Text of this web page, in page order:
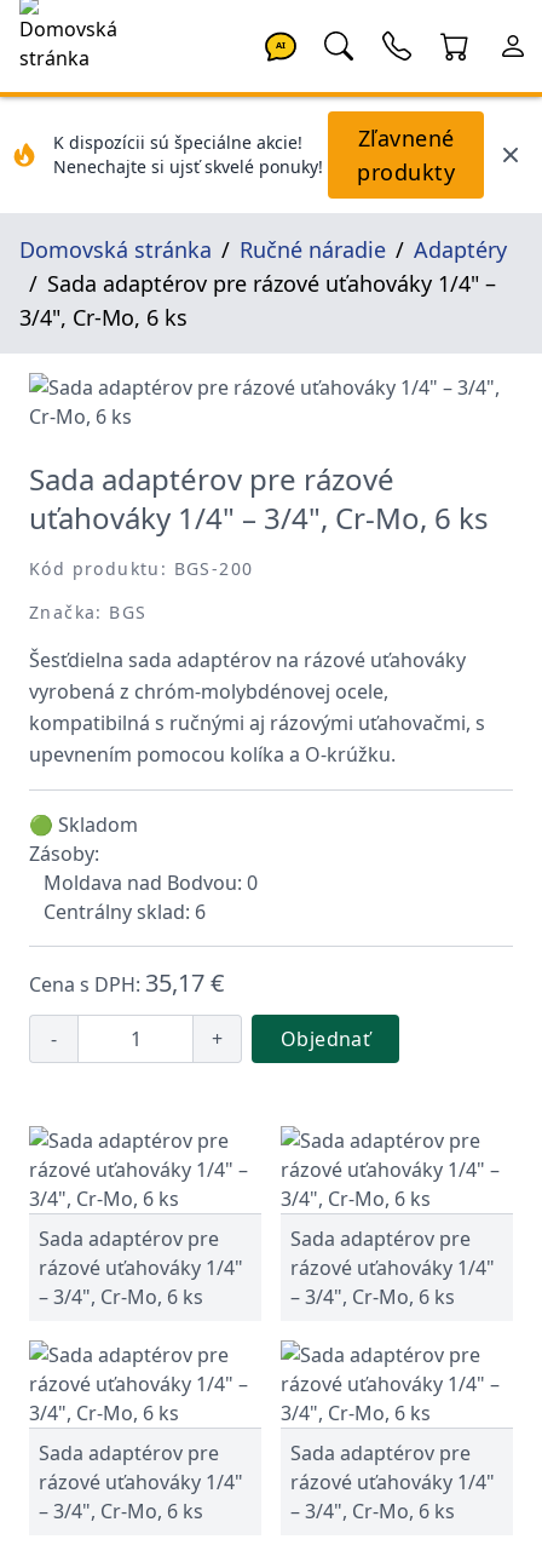
AI
K dispozícii sú špeciálne akcie!
Nenechajte si ujsť skvelé ponuky!
Zľavnené
produkty
Domovská stránka Ručné náradie
Adaptéry
Sada adaptérov pre rázové uťahováky 1/4" –
3/4", Cr-Mo, 6 ks
Sada adaptérov pre rázové
uťahováky 1/4" – 3/4", Cr-Mo, 6 ks
Kód produktu: BGS-200
Značka: BGS
Šesťdielna sada adaptérov na rázové uťahováky
vyrobená z chróm-molybdénovej ocele,
kompatibilná s ručnými aj rázovými uťahovačmi, s
upevnením pomocou kolíka a O-krúžku.
🟢 Skladom
Zásoby:
Moldava nad Bodvou: 0
Centrálny sklad: 6
Cena s DPH: 35,17 €
- + Objednať
Sada adaptérov pre
rázové uťahováky 1/4"
– 3/4", Cr-Mo, 6 ks
Sada adaptérov pre
rázové uťahováky 1/4"
– 3/4", Cr-Mo, 6 ks
Sada adaptérov pre
rázové uťahováky 1/4"
– 3/4", Cr-Mo, 6 ks
Sada adaptérov pre
rázové uťahováky 1/4"
– 3/4", Cr-Mo, 6 ks